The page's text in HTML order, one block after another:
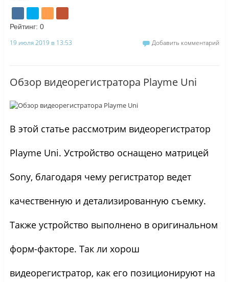
Рейтинг: 0
19 июля 2019 в 13:53 Добавить комментарий
Обзор видеорегистратора Playme Uni
В этой статье рассмотрим видеорегистратор
Playme Uni. Устройство оснащено матрицей
Sony, благодаря чему регистратор ведет
качественную и детализированную съемку.
Также устройство выполнено в оригинальном
форм-факторе. Так ли хорош
видеорегистратор, как его позиционируют на